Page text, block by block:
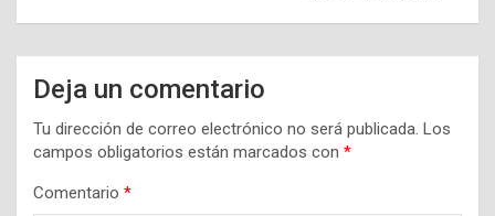
Deja un comentario
Tu dirección de correo electrónico no será publicada. Los
campos obligatorios están marcados con *
Comentario *